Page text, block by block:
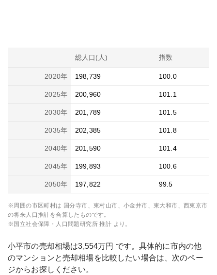
総人口(人) 指数
2020年 198,739 100.0
2025年 200,960 101.1
2030年 201,789 101.5
2035年 202,385 101.8
2040年 201,590 101.4
2045年 199,893 100.6
2050年 197,822 99.5
※周囲の市区町村は 国分寺市、東村山市、小金井市、東大和市、西東京市
の将来人口推計を合算したものです。
※国立社会保障・人口問題研究所 推計 より。
小平市の売却相場は3,554万円 です。具体的に市内の他
のマンションと売却相場を比較したい場合は、次のペー
ジからお探しください。